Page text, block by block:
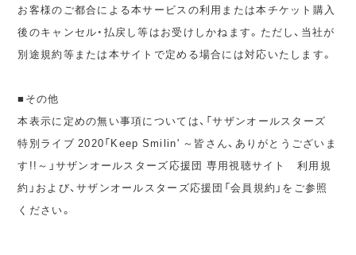
お客様のご都合による本サービスの利用または本チケット購入
後のキャンセル・払戻し等はお受けしかねます。ただし、当社が
別途規約等または本サイトで定める場合には対応いたします。
■その他
本表示に定めの無い事項については、「サザンオールスターズ
特別ライブ 2020「Keep Smilin' ～皆さん、ありがとうございま
す!!～」サザンオールスターズ応援団 専用視聴サイト 利用規
約」および、サザンオールスターズ応援団「会員規約」をご参照
ください。